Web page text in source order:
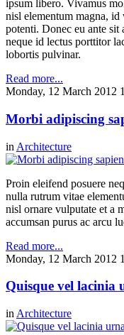
ipsum libero. Vivamus
nisl elementum magna, id
potenti. Donec eu ante sit
neque id lectus porttitor
lobortis pulvinar.
Read more...
Monday, 12 March 2012
Morbi adipiscing
in Architecture
Proin eleifend posuere
nulla rutrum vitae
nisl ornare vulputate et a
accumsan purus ac arcu
Read more...
Monday, 12 March 2012
Quisque vel lacinia
in Architecture